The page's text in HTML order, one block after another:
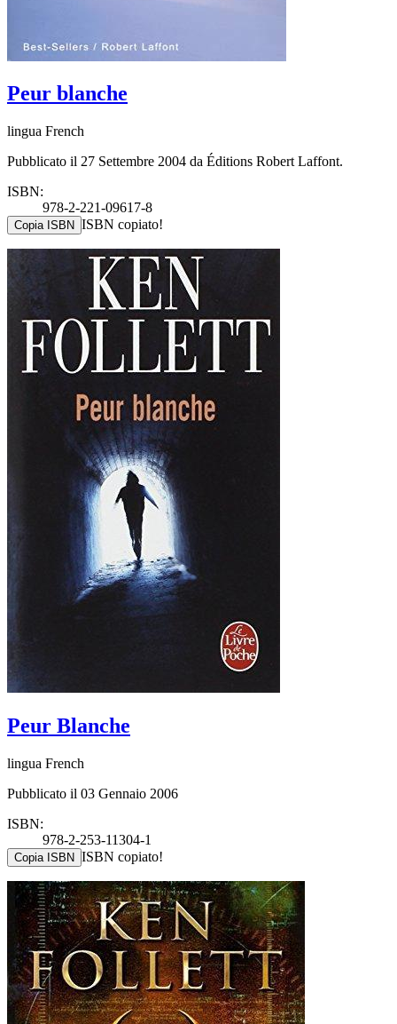
Peur blanche
lingua French
Pubblicato il 27 Settembre 2004 da Éditions Robert Laffont.
ISBN:
978-2-221-09617-8
Copia ISBN ISBN copiato!
Peur Blanche
lingua French
Pubblicato il 03 Gennaio 2006
ISBN:
978-2-253-11304-1
Copia ISBN ISBN copiato!